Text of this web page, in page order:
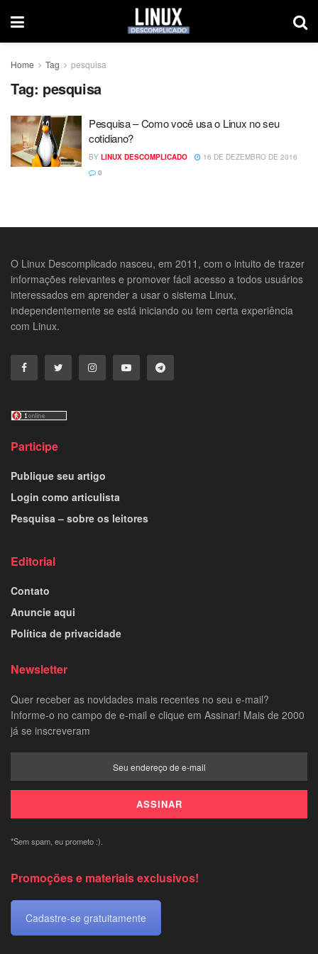
Home Tag pesquisa
Tag: pesquisa
Pesquisa – Como você usa o Linux no seu
cotidiano?
BY LINUX DESCOMPLICADO
16 DE DEZEMBRO DE 2016
0
O Linux Descomplicado nasceu, em 2011, com o intuito de trazer
informações relevantes e promover fácil acesso a todos usuários
interessados em aprender a usar o sistema Linux,
independentemente se está iniciando ou tem certa experiência
com Linux.
Participe
Publique seu artigo
Login como articulista
Pesquisa – sobre os leitores
Editorial
Contato
Anuncie aqui
Política de privacidade
Newsletter
Quer receber as novidades mais recentes no seu e-mail?
Informe-o no campo de e-mail e clique em Assinar! Mais de 2000
já se inscreveram
*Sem spam, eu prometo :).
Promoções e materiais exclusivos!
Cadastre-se gratuitamente